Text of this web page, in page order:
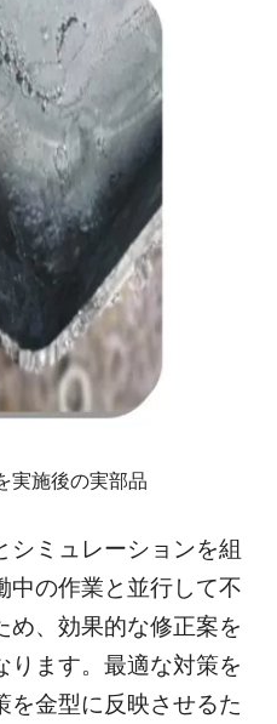
実施後の実部品
シミュレーションを組
中の作業と並行して不
め、効果的な修正案を
ります。最適な対策を
を金型に反映させるた